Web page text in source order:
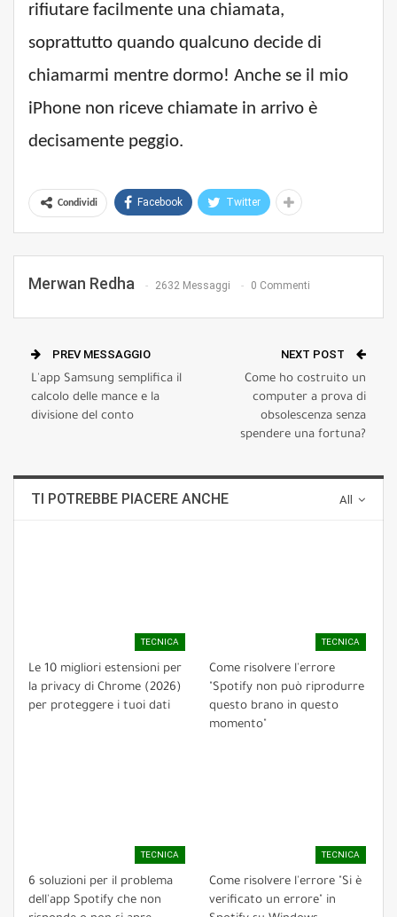
rifiutare facilmente una chiamata,
soprattutto quando qualcuno decide di
chiamarmi mentre dormo! Anche se il mio
iPhone non riceve chiamate in arrivo è
decisamente peggio.
Condividi Facebook Twitter
Merwan Redha 2632 Messaggi 0 Commenti
PREV MESSAGGIO
L'app Samsung semplifica il
calcolo delle mance e la
divisione del conto
NEXT POST
Come ho costruito un
computer a prova di
obsolescenza senza
spendere una fortuna?
All
TI POTREBBE PIACERE ANCHE
TECNICA
Le 10 migliori estensioni per
la privacy di Chrome (2026)
per proteggere i tuoi dati
TECNICA
Come risolvere l'errore
"Spotify non può riprodurre
questo brano in questo
momento"
TECNICA
6 soluzioni per il problema
dell'app Spotify che non
TECNICA
Come risolvere l'errore "Si è
verificato un errore" in